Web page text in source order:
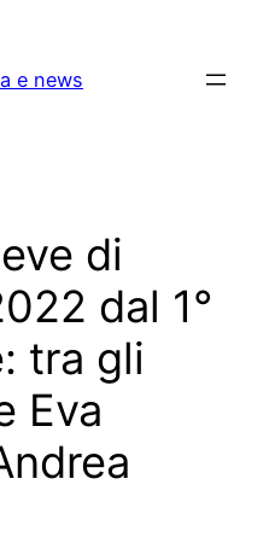
e news
di
dal 1°
tra gli
Eva